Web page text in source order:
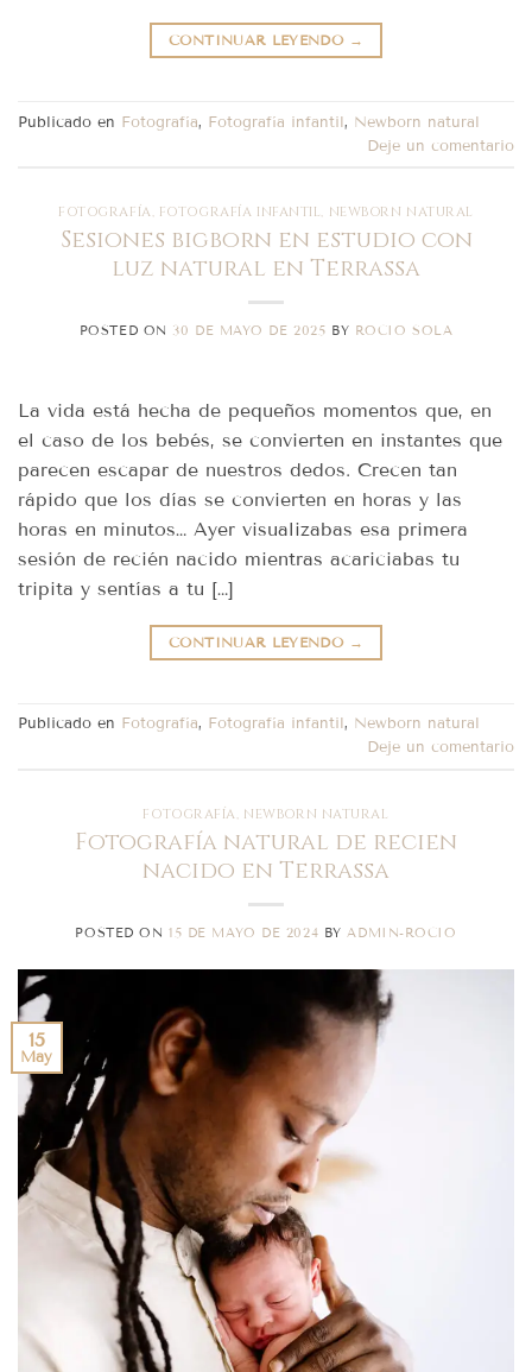
CONTINUAR LEYENDO →
Publicado en Fotografía, Fotografía infantil, Newborn natural
Deje un comentario
FOTOGRAFÍA FOTOGRAFÍA INFANTIL NEWBORN NATURAL
Sesiones bigborn en estudio con
luz natural en Terrassa
POSTED ON 30 DE MAYO DE 2025 BY ROCIO SOLA
La vida está hecha de pequeños momentos que, en
el caso de los bebés, se convierten en instantes que
parecen escapar de nuestros dedos. Crecen tan
rápido que los días se convierten en horas y las
horas en minutos… Ayer visualizabas esa primera
sesión de recién nacido mientras acariciabas tu
tripita y sentías a tu […]
CONTINUAR LEYENDO →
Publicado en Fotografía, Fotografía infantil, Newborn natural
Deje un comentario
FOTOGRAFÍA NEWBORN NATURAL
Fotografía natural de recien
nacido en Terrassa
POSTED ON15 DE MAYO DE 2024 BY ADMIN-ROCIO
15
May